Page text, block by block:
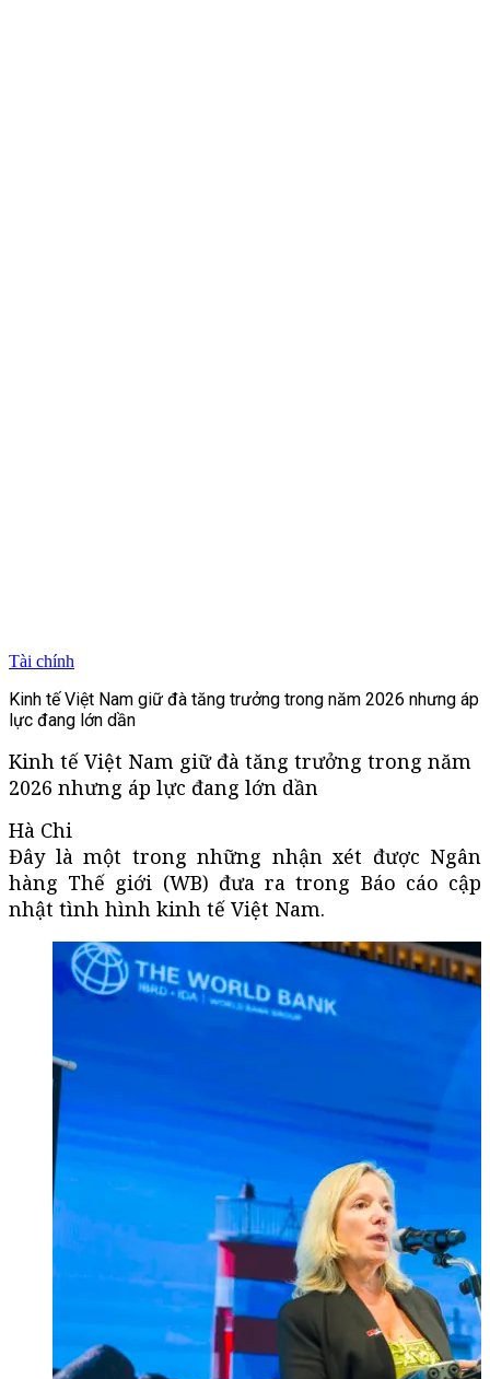
Tài chính
Kinh tế Việt Nam giữ đà tăng trưởng trong năm 2026 nhưng áp
lực đang lớn dần
Kinh tế Việt Nam giữ đà tăng trưởng trong năm
2026 nhưng áp lực đang lớn dần
Hà Chi
Đây là một trong những nhận xét được Ngân
hàng Thế giới (WB) đưa ra trong Báo cáo cập
nhật tình hình kinh tế Việt Nam.